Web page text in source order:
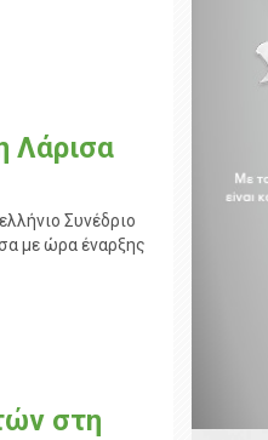
Λάρισα
Συνέδριο
με ώρα έναρξης
στη